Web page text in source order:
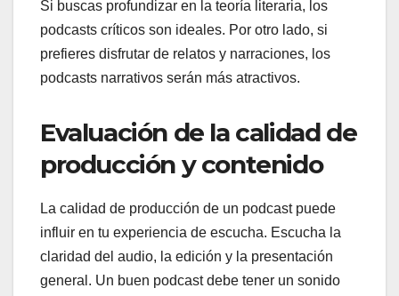
Si buscas profundizar en la teoría literaria, los
podcasts críticos son ideales. Por otro lado, si
prefieres disfrutar de relatos y narraciones, los
podcasts narrativos serán más atractivos.
Evaluación de la calidad de
producción y contenido
La calidad de producción de un podcast puede
influir en tu experiencia de escucha. Escucha la
claridad del audio, la edición y la presentación
general. Un buen podcast debe tener un sonido